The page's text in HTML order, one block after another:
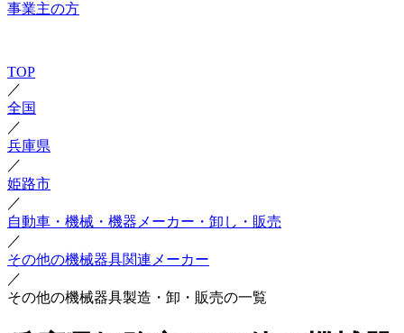
事業主の方
TOP
／
全国
／
兵庫県
／
姫路市
／
自動車・機械・機器メーカー・卸し・販売
／
その他の機械器具関連メーカー
／
その他の機械器具製造・卸・販売の一覧